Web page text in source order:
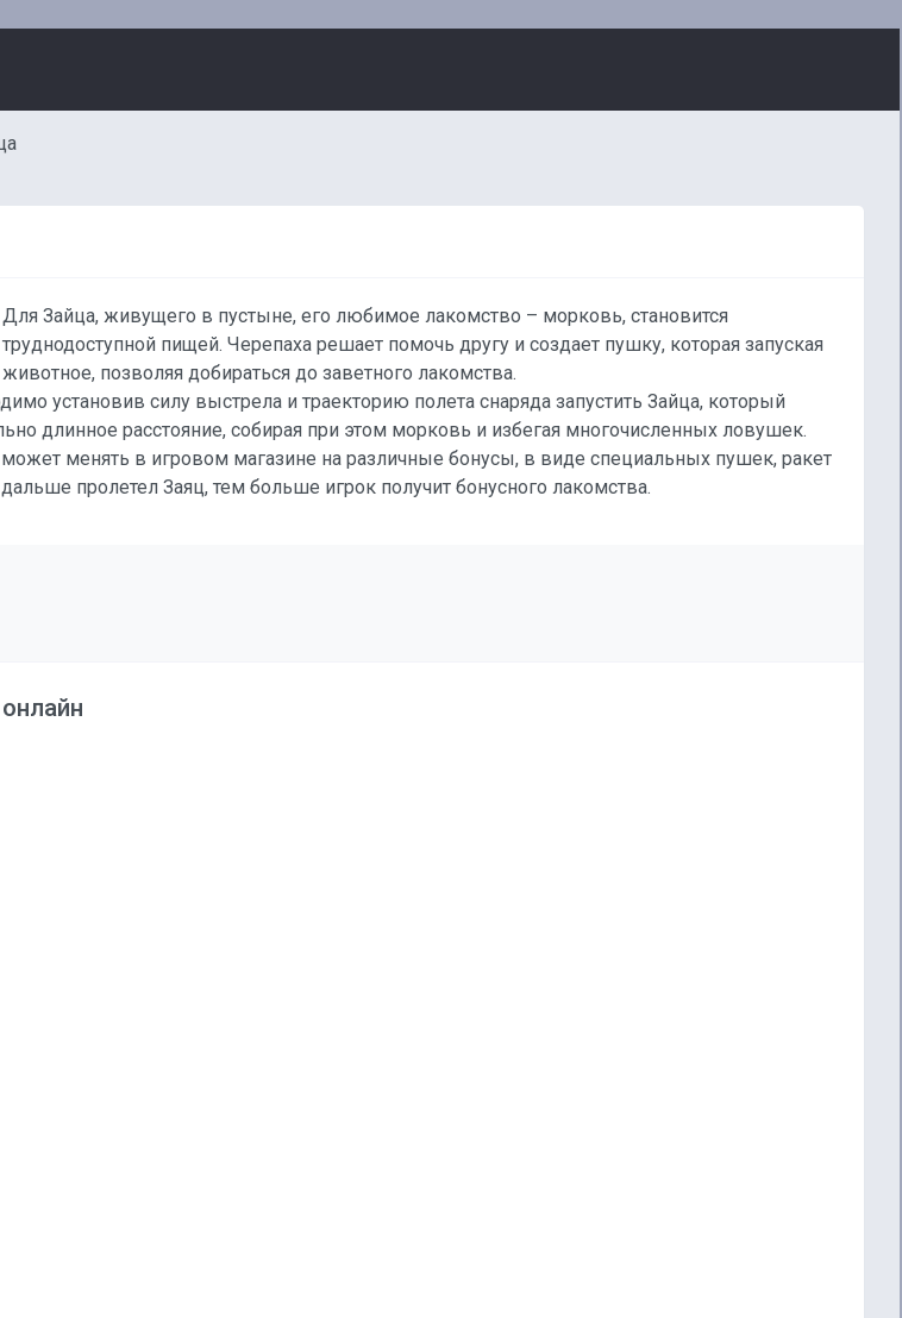
Для Зайца, живущего в пустыне, его любимое лакомство – морковь, становится
труднодоступной пищей. Черепаха решает помочь другу и создает пушку, которая запуская
животное, позволяя добираться до заветного лакомства.
установив силу выстрела и траекторию полета снаряда запустить Зайца, который
длинное расстояние, собирая при этом морковь и избегая многочисленных ловушек.
менять в игровом магазине на различные бонусы, в виде специальных пушек, ракет
пролетел Заяц, тем больше игрок получит бонусного лакомства.